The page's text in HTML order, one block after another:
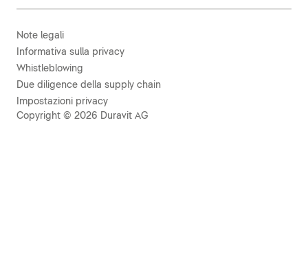
Note legali
Informativa sulla privacy
Whistleblowing
Due diligence della supply chain
Impostazioni privacy
Copyright © 2026 Duravit AG